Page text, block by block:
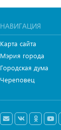
НАВИГАЦИЯ
Карта сайта
Мэрия города
Городская дума
Череповец